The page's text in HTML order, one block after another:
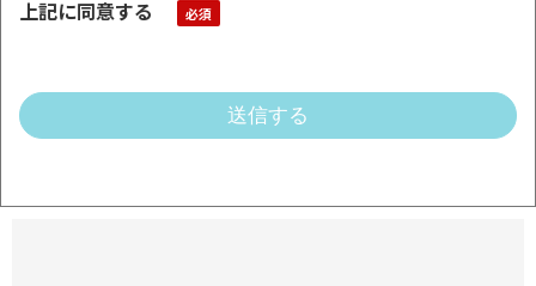
上記に同意する